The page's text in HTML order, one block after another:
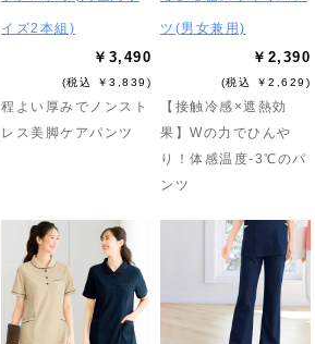
イズ2本組)
￥3,490
(税込 ￥3,839)
程よい厚みでノンスト
レス美脚ケアパンツ
ツ(男女兼用)
￥2,390
(税込 ￥2,629)
【接触冷感×遮熱効
果】Wの力でひんや
り！体感温度-3℃のパ
ンツ